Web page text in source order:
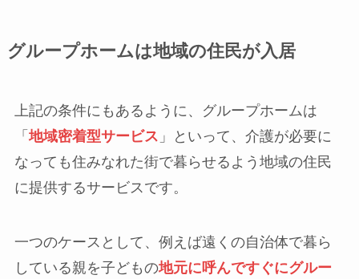
グループホームは地域の住民が入居
上記の条件にもあるように、グループホームは
「 地域密着型サービス 」といって、介護が必要に
なっても住みなれた街で暮らせるよう地域の住民
に提供するサービスです。
一つのケースとして、例えば遠くの自治体で暮ら
している親を子どもの地元に呼んですぐにグルー